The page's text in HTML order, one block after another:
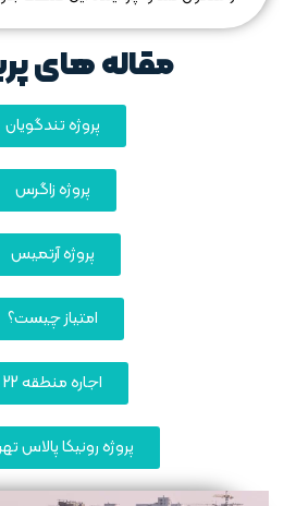
مقاله های
پروژه تندگویان
پروژه زاگرس
پروژه آرتمیس
امتیاز چیست؟
اجاره منطقه 22
پروژه رونیکا پالاس